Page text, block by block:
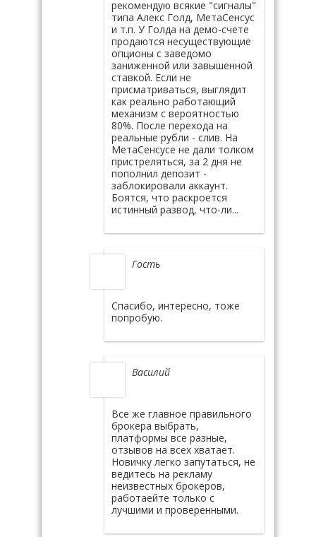
рекомендую всякие "сигналы"
типа Алекс Голд, МетаСенсус
и т.п. У Голда на демо-счете
продаются несуществующие
опционы с заведомо
заниженной или завышенной
ставкой. Если не
присматриваться, выглядит
как реально работающий
механизм с вероятностью
80%. После перехода на
реальные рубли - слив. На
МетаСенсусе не дали толком
пристреляться, за 2 дня не
пополнил депозит -
заблокировали аккаунт.
Боятся, что раскроется
истинный развод, что-ли...
Гость
Спасибо, интересно, тоже
попробую.
Василий
Все же главное правильного
брокера выбрать,
платформы все разные,
отзывов на всех хватает.
Новичку легко запутаться, не
ведитесь на рекламу
неизвестных брокеров,
работаейте только с
лучшими и проверенными.